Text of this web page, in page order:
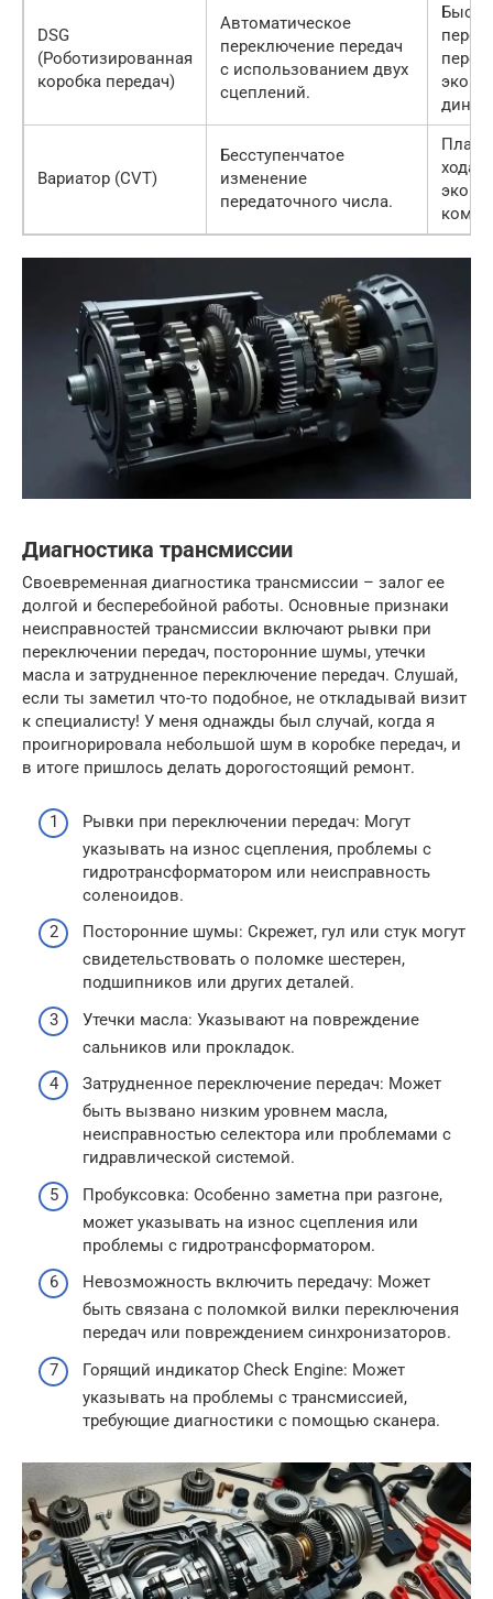
DSG
(Роботизированная
коробка передач)
Автоматическое
переключение передач
с использованием двух
сцеплений.
Вариатор (CVT)
Бесступенчатое
изменение
передаточного числа.
хода,
Диагностика трансмиссии
Своевременная диагностика трансмиссии – залог ее
долгой и бесперебойной работы. Основные признаки
неисправностей трансмиссии включают рывки при
переключении передач, посторонние шумы, утечки
масла и затрудненное переключение передач. Слушай,
если ты заметил что-то подобное, не откладывай визит
к специалисту! У меня однажды был случай, когда я
проигнорировала небольшой шум в коробке передач, и
в итоге пришлось делать дорогостоящий ремонт.
Рывки при переключении передач: Могут
указывать на износ сцепления, проблемы с
гидротрансформатором или неисправность
соленоидов.
Посторонние шумы: Скрежет, гул или стук могут
свидетельствовать о поломке шестерен,
подшипников или других деталей.
Утечки масла: Указывают на повреждение
сальников или прокладок.
Затрудненное переключение передач: Может
быть вызвано низким уровнем масла,
неисправностью селектора или проблемами с
гидравлической системой.
Пробуксовка: Особенно заметна при разгоне,
может указывать на износ сцепления или
проблемы с гидротрансформатором.
Невозможность включить передачу: Может
быть связана с поломкой вилки переключения
передач или повреждением синхронизаторов.
Горящий индикатор Check Engine: Может
указывать на проблемы с трансмиссией,
требующие диагностики с помощью сканера.